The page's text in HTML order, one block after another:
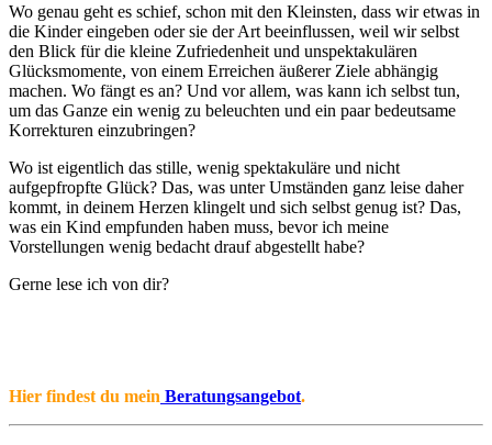
Wo genau geht es schief, schon mit den Kleinsten, dass wir etwas in
die Kinder eingeben oder sie der Art beeinflussen, weil wir selbst
den Blick für die kleine Zufriedenheit und unspektakulären
Glücksmomente, von einem Erreichen äußerer Ziele abhängig
machen. Wo fängt es an? Und vor allem, was kann ich selbst tun,
um das Ganze ein wenig zu beleuchten und ein paar bedeutsame
Korrekturen einzubringen?
Wo ist eigentlich das stille, wenig spektakuläre und nicht
aufgepfropfte Glück? Das, was unter Umständen ganz leise daher
kommt, in deinem Herzen klingelt und sich selbst genug ist? Das,
was ein Kind empfunden haben muss, bevor ich meine
Vorstellungen wenig bedacht drauf abgestellt habe?
Gerne lese ich von dir?
Hier findest du mein Beratungsangebot.